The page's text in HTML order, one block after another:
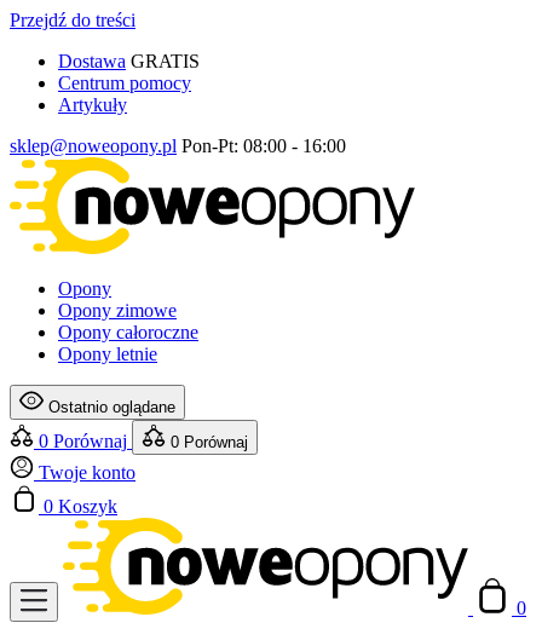
Przejdź do treści
Dostawa GRATIS
Centrum pomocy
Artykuły
sklep@noweopony.pl Pon-Pt: 08:00 - 16:00
Opony
Opony zimowe
Opony całoroczne
Opony letnie
Ostatnio oglądane
0 Porównaj 0 Porównaj
Twoje konto
0 Koszyk
0